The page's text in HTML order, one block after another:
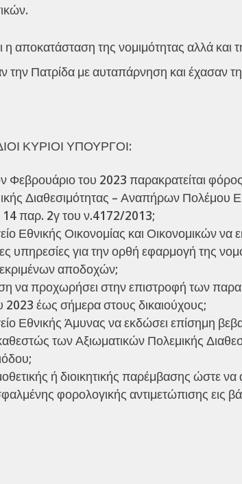
η αποκατάσταση της νομιμότητας αλλά και
Πατρίδα με αυταπάρνηση και έχασαν
ΚΥΡΙΟΙ ΥΠΟΥΡΓΟΙ:
Φεβρουάριο του 2023 παρακρατείται
Διαθεσιμότητας – Αναπήρων Πολέμου
παρ. 2γ του ν.4172/2013;
Εθνικής Οικονομίας και Οικονομικών να
υπηρεσίες για την ορθή εφαρμογή της
αποδοχών;
να προχωρήσει στην επιστροφή των
έως σήμερα στους δικαιούχους;
Εθνικής Άμυνας να εκδώσει επίσημη
καθεστώς των Αξιωματικών Πολεμικής
ή διοικητικής παρέμβασης ώστε
φορολογικής αντιμετώπισης εις